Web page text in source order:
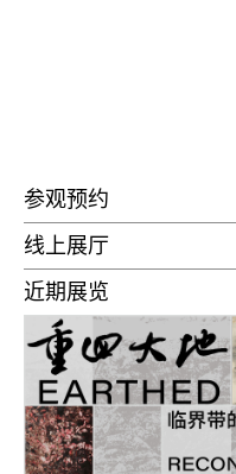
参观预约
线上展厅
近期展览